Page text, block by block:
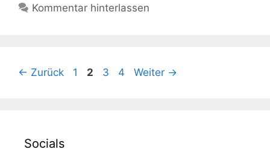
Kommentar hinterlassen
← Zurück Seite
1 Seite
2 Seite
3 Seite
4 Weiter →
Socials